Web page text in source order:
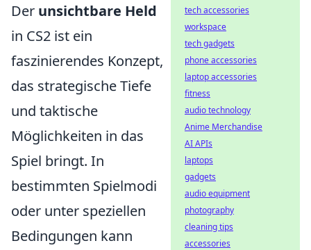
Der unsichtbare Held
in CS2 ist ein
faszinierendes Konzept,
das strategische Tiefe
und taktische
Möglichkeiten in das
Spiel bringt. In
bestimmten Spielmodi
oder unter speziellen
Bedingungen kann
tech accessories
workspace
tech gadgets
phone accessories
laptop accessories
fitness
audio technology
Anime Merchandise
AI APIs
laptops
gadgets
audio equipment
photography
cleaning tips
accessories